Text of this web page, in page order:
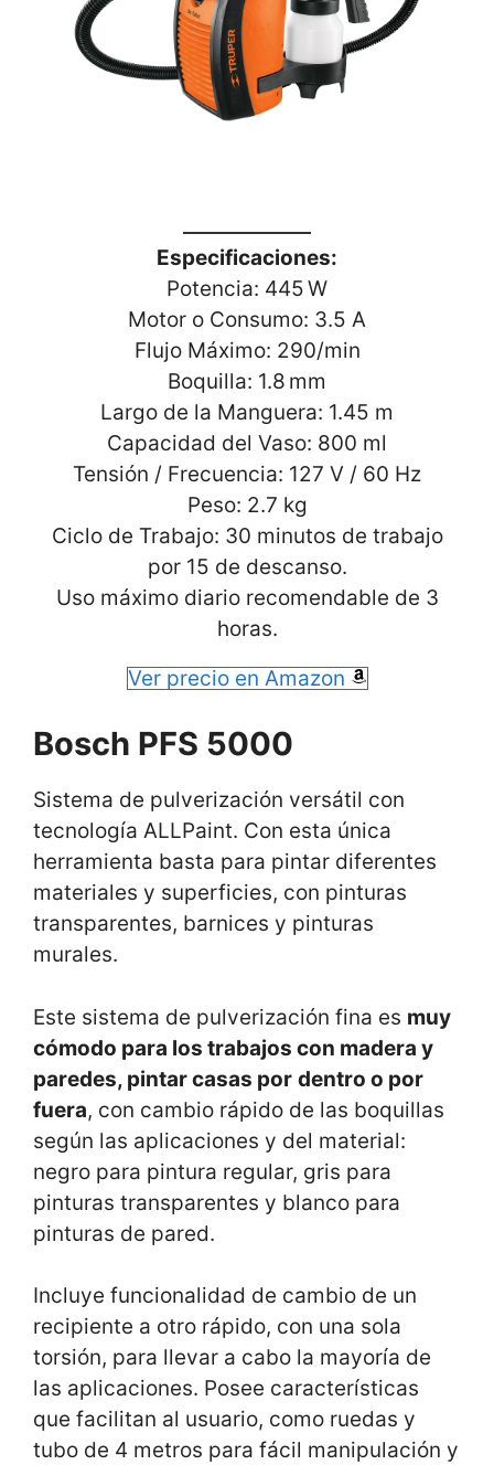
Especificaciones:
Potencia: 445 W
Motor o Consumo: 3.5 A
Flujo Máximo: 290/min
Boquilla: 1.8 mm
Largo de la Manguera: 1.45 m
Capacidad del Vaso: 800 ml
Tensión / Frecuencia: 127 V / 60 Hz
Peso: 2.7 kg
Ciclo de Trabajo: 30 minutos de trabajo
por 15 de descanso.
Uso máximo diario recomendable de 3
horas.
Ver precio en Amazon
Bosch PFS 5000
Sistema de pulverización versátil con
tecnología ALLPaint. Con esta única
herramienta basta para pintar diferentes
materiales y superficies, con pinturas
transparentes, barnices y pinturas
murales.
Este sistema de pulverización fina es muy
cómodo para los trabajos con madera y
paredes, pintar casas por dentro o por
fuera, con cambio rápido de las boquillas
según las aplicaciones y del material:
negro para pintura regular, gris para
pinturas transparentes y blanco para
pinturas de pared.
Incluye funcionalidad de cambio de un
recipiente a otro rápido, con una sola
torsión, para llevar a cabo la mayoría de
las aplicaciones. Posee características
que facilitan al usuario, como ruedas y
tubo de 4 metros para fácil manipulación y